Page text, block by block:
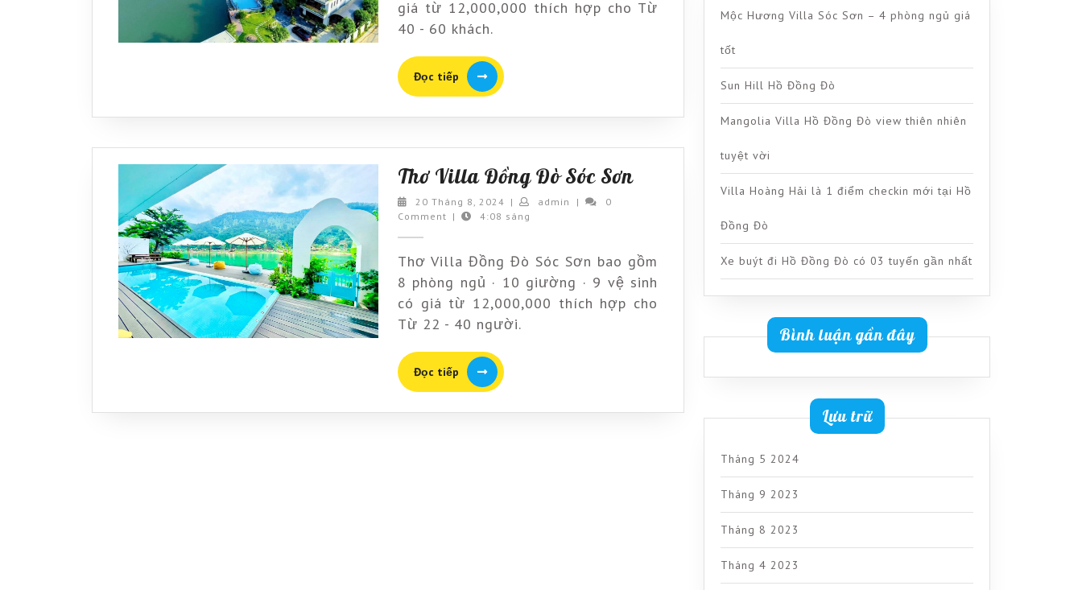
giá từ 12,000,000 thích hợp cho Từ
40 - 60 khách.
Đọc tiếp
Đọc
tiếp
Thơ Villa Đồng Đò Sóc SơnThơ
Sóc
Sơn
20 Tháng 8, 2024 20
Tháng
| admin admin
|
0
Comment | 4:08 sáng
Thơ Villa Đồng Đò Sóc Sơn bao gồm
8 phòng ngủ · 10 giường · 9 vệ sinh
có giá từ 12,000,000 thích hợp cho
Từ 22 - 40 người.
Đọc tiếp
Đọc
tiếp
Mộc Hương Villa Sóc Sơn – 4 phòng ngủ giá
tốt
Sun Hill Hồ Đồng Đò
Mangolia Villa Hồ Đồng Đò view thiên nhiên
tuyệt vời
Villa Hoàng Hải là 1 điểm checkin mới tại Hồ
Đồng Đò
Xe buýt đi Hồ Đồng Đò có 03 tuyến gần nhất
Bình luận gần đây
Lưu trữ
Tháng 5 2024
Tháng 9 2023
Tháng 8 2023
Tháng 4 2023